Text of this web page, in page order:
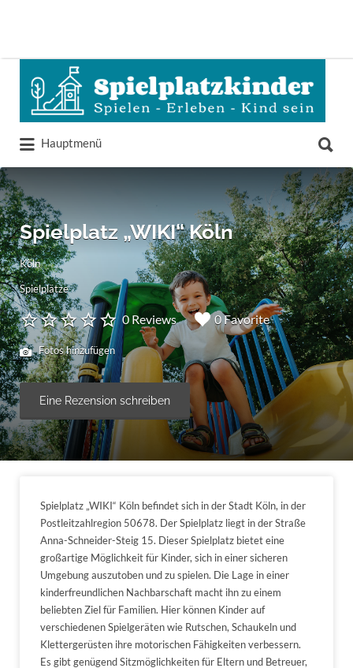
Suchen
nach:
Hauptmenü
nach:
Spielplatz „WIKI“ Köln
Köln
Spielplätze
0 Reviews 0 Favorite
Fotos hinzufügen
Eine Rezension schreiben
Spielplatz „WIKI“ Köln befindet sich in der Stadt Köln, in der
Postleitzahlregion 50678. Der Spielplatz liegt in der Straße
Anna-Schneider-Steig 15. Dieser Spielplatz bietet eine
großartige Möglichkeit für Kinder, sich in einer sicheren
Umgebung auszutoben und zu spielen. Die Lage in einer
kinderfreundlichen Nachbarschaft macht ihn zu einem
beliebten Ziel für Familien. Hier können Kinder auf
verschiedenen Spielgeräten wie Rutschen, Schaukeln und
Klettergerüsten ihre motorischen Fähigkeiten verbessern.
Es gibt genügend Sitzmöglichkeiten für Eltern und Betreuer,